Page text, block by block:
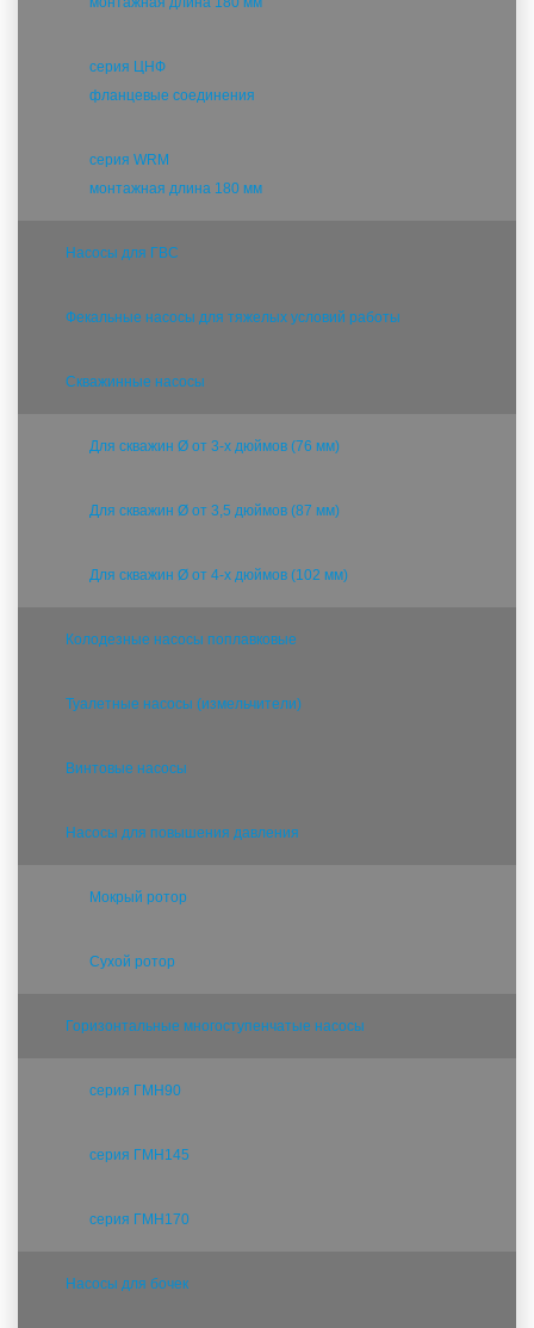
серия ЦНФ
фланцевые соединения
серия WRM
монтажная длина 180 мм
Насосы для ГВС
Фекальные насосы для тяжелых условий работы
Скважинные насосы
Для скважин Ø от 3-х дюймов (76 мм)
Для скважин Ø от 3,5 дюймов (87 мм)
Для скважин Ø от 4-х дюймов (102 мм)
Колодезные насосы поплавковые
Туалетные насосы (измельчители)
Винтовые насосы
Насосы для повышения давления
Мокрый ротор
Сухой ротор
Горизонтальные многоступенчатые насосы
серия ГМН90
серия ГМН145
серия ГМН170
Насосы для бочек